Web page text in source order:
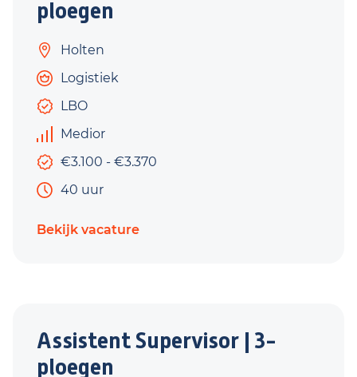
ploegen
Holten
Logistiek
LBO
Medior
€3.100 - €3.370
40 uur
Bekijk vacature
Assistent Supervisor | 3-
ploegen